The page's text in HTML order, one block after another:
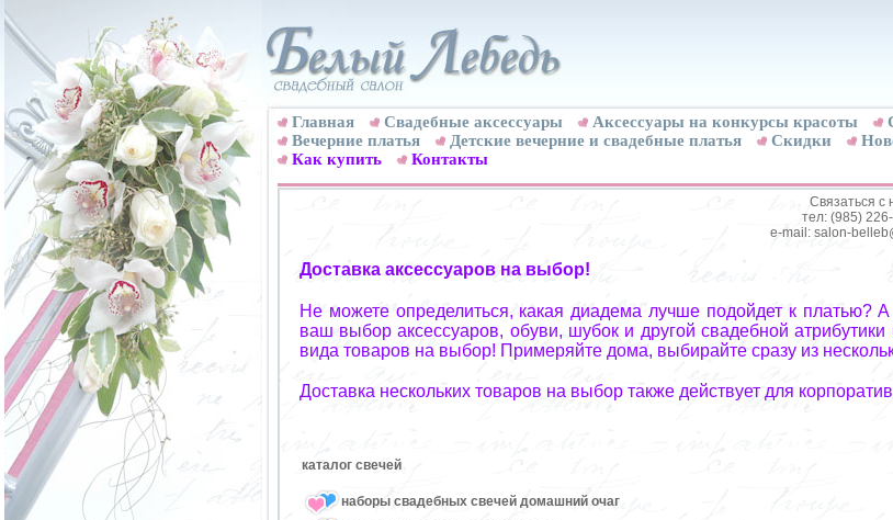
Главная Свадебные аксессуары Аксессуары на конкурсы красоты
Вечерние платья
Детские вечерние и свадебные платья Скидки
Как купить
Контакты
Связаться с
тел: (985)
e-mail: salon-
Доставка аксессуаров на выбор!
Не можете определиться, какая диадема лучше подойдет к платью?
ваш выбор аксессуаров, обуви, шубок и другой свадебной
вида товаров на выбор! Примеряйте дома, выбирайте сразу из
Доставка нескольких товаров на выбор также действует для
каталог свечей
наборы свадебных свечей домашний очаг